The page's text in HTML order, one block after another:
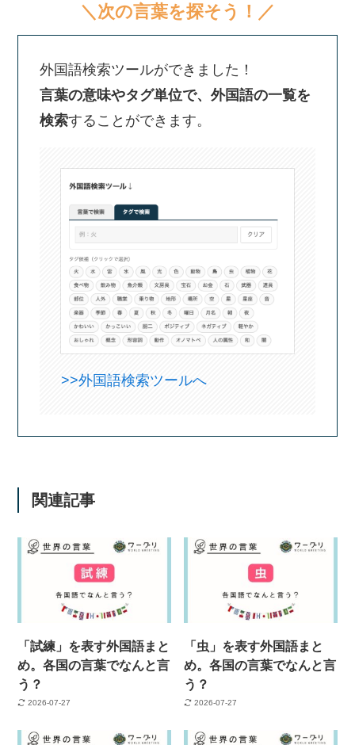
＼次の言葉を探そう！／
外国語検索ツールができました！
言葉の意味やタグ単位で、外国語の一覧を
検索することができます。
>>外国語検索ツールへ
関連記事
「試練」を表す外国語まと
め。各国の言葉でなんと言
う？
2026-07-27
「虫」を表す外国語まと
め。各国の言葉でなんと言
う？
2026-07-27